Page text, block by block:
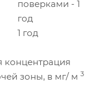
поверками - 1
год
1 год
концентрация
зоны, в мг/ м 3